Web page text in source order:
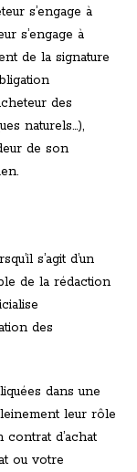
s’engage à
s’engage à
de la signature
des
naturels…),
de son
s’agit d’un
de la rédaction
des
dans une
leur rôle
d’achat
ou votre